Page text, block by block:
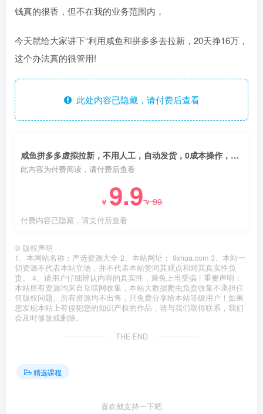
钱真的很香，但不在我的业务范围内，
今天就给大家讲下“利用咸鱼和拼多多去拉新，20天挣16万，
这个办法真的很管用!
此处内容已隐藏，请付费后查看
咸鱼拼多多虚拟拉新，不用人工，自动发货，0成本操作，8天收益1k
此内容为付费阅读，请付费后查看
￥ 9.9￥99
付费内容已隐藏，请支付后查看
© 版权声明
1、本网站名称：严选资源大全 2、本站网址： 9xhua.com 3、本站一
切资源不代表本站立场，并不代表本站赞同其观点和对其真实性负
责。 4、请用户仔细辨认内容的真实性，避免上当受骗 ! 重要声明：
本站所有资源均来自互联网收集，本站大数据爬虫负责收集不承担任
何版权问题。所有资源均不出售，只免费分享给本站等级用户！如果
您发现本站上有侵犯您的知识产权的作品，请与我们取得联系，我们
会及时修改或删除。
THE END
精选课程
喜欢就支持一下吧